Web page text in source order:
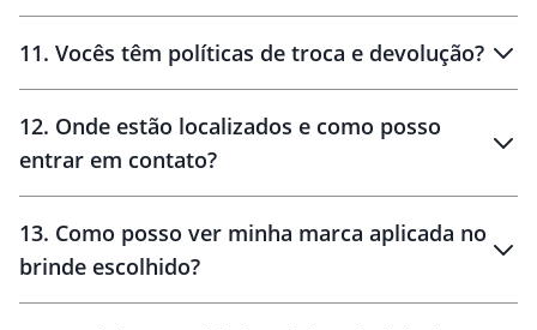
11. Vocês têm políticas de troca e devolução?
30 dias
12. Onde estão localizados e como posso
entrar em contato?
13. Como posso ver minha marca aplicada no
brinde escolhido?